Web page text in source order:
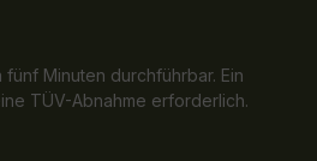
Minuten durchführbar. Ein
TÜV-Abnahme erforderlich.